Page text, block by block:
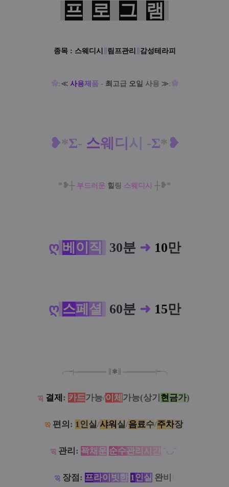
프 로 그 램
종목 : 스웨디시 림프관리 감성테라피
✿: ≪ 사용제 품 - 최 고급 오일 사용 ≫: ✿
❥*Σ- 스웨 디 시 -Σ* ❥
*❥┼ 부드러운 힐 링 스웨디시 ┼❥*
ღ 베 이 직 30분 ➜ 10만
ღ 스페 셜 60분 ➜ 15만
╭╼|═══════ ✱ ═══════|╾╮
ಇ 결제 : 카드가능/이 체 가능(상기 현금가)
ఇ 편의 : 1인실/샤워 실/음료수/주차장
ಇ 관리 : 꽉채 운 순수관리 시 간 ˘◡˘
ಇ 장점 : 프라이 빗 한 1인실 완비